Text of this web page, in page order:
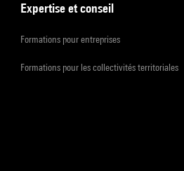
Expertise et conseil
Formations pour entreprises
Formations pour les collectivités territoriales